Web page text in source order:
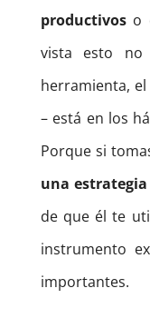
productivoso
vista esto
herramienta,
– está en los
Porque si
una
de que él te
instrumento
importantes.